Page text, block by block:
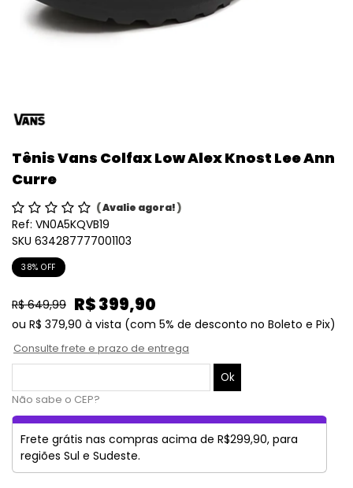
Tênis Vans Colfax Low Alex Knost Lee Ann
Curre
(Avalie agora!)
Ref: VN0A5KQVB19
SKU 634287777001103
38% OFF
R$ 649,99 R$ 399,90
ou R$ 379,90 à vista (com 5% de desconto no Boleto e Pix)
Consulte frete e prazo de entrega
Não sabe o CEP?
Frete grátis nas compras acima de R$299,90, para
regiões Sul e Sudeste.